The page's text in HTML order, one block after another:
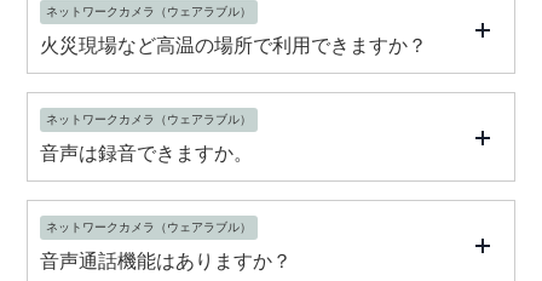
ネットワークカメラ（ウェアラブル）
火災現場など高温の場所で利用できますか？
ネットワークカメラ（ウェアラブル）
音声は録音できますか。
ネットワークカメラ（ウェアラブル）
音声通話機能はありますか？